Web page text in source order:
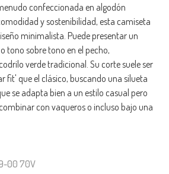
confeccionada en algodón
y sostenibilidad, esta camiseta
minimalista. Puede presentar un
tono sobre tono en el pecho,
verde tradicional. Su corte suele ser
fit' que el clásico, buscando una silueta
se adapta bien a un estilo casual pero
con vaqueros o incluso bajo una
00 70V